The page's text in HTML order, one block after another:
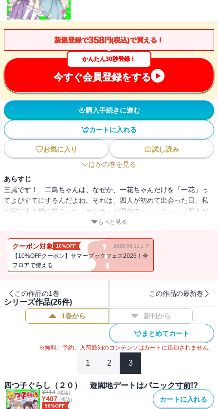
新規登録で358円(税込)で買える！
かんたん30秒登録！
今すぐ会員登録をする
購入手続きに進む
カートに入れる
お気に入り
試し読み
ほかの巻を見る
あらすじ
三風です！ 二鳥ちゃんは、なぜか、一花ちゃんだけを「一花」っ
てよびすてにするんだよね。それは、四人が初めて出会った日、私
が家に入る前に起こった『ケンカ』が理由で・・・？――《四人が
出会った最初の最初》湊くんのお誕生日のお話《二人をつなぐプレ
レー》、カゼをひいた一花ちゃんを、妹三人でがんばってお世話し
て看病するお話《もし、カゼを引いたら？》が読めるよ！最新刊ま
で読んでいなくても、『四つ子ぐらし（1）』を読んだ後にすぐ読め
もっと見る
クーポン対象 10%OFF 2026.08.11まで
【10%OFFクーポン】サマーブックフェス2026！全
フロアで使える
この作品の1巻 この作品の最新巻
シリーズ作品(26件)
1巻から 新刊から
まとめてカート
※無料、予約、入荷通知のコンテンツはカートに追加されません。
1 2 3
四つ子ぐらし（２０） 遊園地デートはパニック寸前!?
¥814 (税込)
¥407 (税込)
50%OFF
カートに入れる